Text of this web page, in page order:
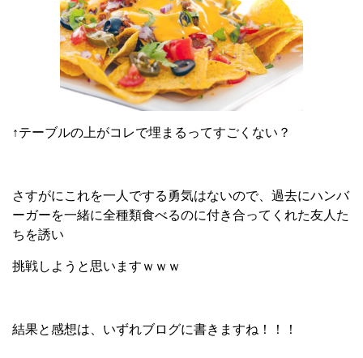
↑テーブルの上がコレで埋まるってすごくない？
さすがにこれを一人でする勇気はないので、過去にハンバ
ーガーを一緒に全種類食べるのに付き合ってくれた友人た
ちを誘い
挑戦しようと思いますｗｗｗ
結果と感想は、いずれブログに書きますね！！！